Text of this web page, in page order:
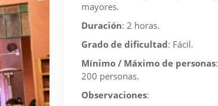
mayores.
Duración: 2 horas.
Grado de dificultad: Fácil.
Mínimo / Máximo de personas:
200 personas.
Observaciones: